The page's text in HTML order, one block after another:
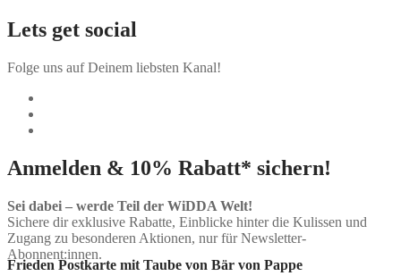
Frieden Postkarte mit Taube von Bär von Pappe
Lets get social
Folge uns auf Deinem liebsten Kanal!
Anmelden & 10% Rabatt* sichern!
Sei dabei – werde Teil der WiDDA Welt!
Sichere dir exklusive Rabatte, Einblicke hinter die Kulissen und
Zugang zu besonderen Aktionen, nur für Newsletter-
Abonnent:innen.